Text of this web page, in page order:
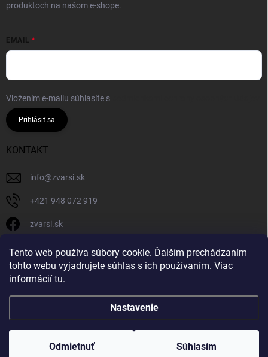
Tento web používa súbory cookie. Ďalším prechádzaním
tohto webu vyjadrujete súhlas s ich používaním. Viac
informácií tu.
Nastavenie
Odmietnuť Súhlasím
produktoch na našom e-shope.
EMAIL
Vložením e-mailu súhlasíte s
Prihlásiť sa
KONTAKT
info@zvarsi.sk
+421 948 072 919
zvarsi.sk
zvarsi.sk
Copyright 2026 . Všetky práva vyhradené.